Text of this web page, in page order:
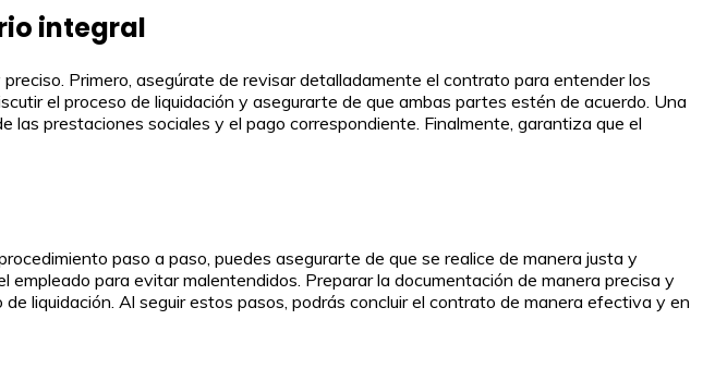
integral
Primero, asegúrate de revisar detalladamente el contrato para entender los
el proceso de liquidación y asegurarte de que ambas partes estén de acuerdo. Una
prestaciones sociales y el pago correspondiente. Finalmente, garantiza que el
paso a paso, puedes asegurarte de que se realice de manera justa y
para evitar malentendidos. Preparar la documentación de manera precisa y
liquidación. Al seguir estos pasos, podrás concluir el contrato de manera efectiva y en